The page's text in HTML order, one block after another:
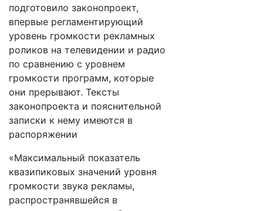
подготовило законопроект,
впервые регламентирующий
уровень громкости рекламных
роликов на телевидении и радио
по сравнению с уровнем
громкости программ, которые
они прерывают. Тексты
законопроекта и пояснительной
записки к нему имеются в
распоряжении
«Максимальный показатель
квазипиковых значений уровня
громкости звука рекламы,
распространявшейся в